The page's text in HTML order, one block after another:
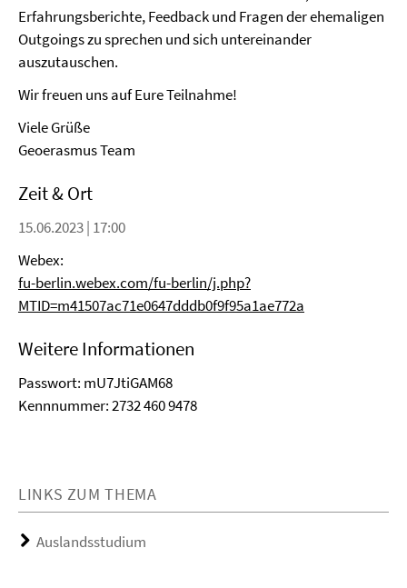
Erfahrungsberichte, Feedback und Fragen der ehemaligen
Outgoings zu sprechen und sich untereinander
auszutauschen.
Wir freuen uns auf Eure Teilnahme!
Viele Grüße
Geoerasmus Team
Zeit & Ort
15.06.2023 | 17:00
Webex:
fu-berlin.webex.com/fu-berlin/j.php?
MTID=m41507ac71e0647dddb0f9f95a1ae772a
Weitere Informationen
Passwort: mU7JtiGAM68
Kennnummer: 2732 460 9478
LINKS ZUM THEMA
Auslandsstudium